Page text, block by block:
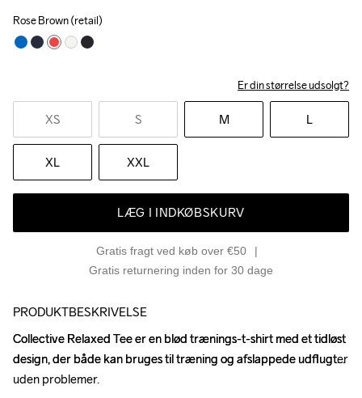
Rose Brown (retail)
Er din størrelse udsolgt?
XS S M L
XL XXL
LÆG I INDKØBSKURV
Gratis fragt ved køb over €50
Gratis returnering inden for 30 dage
PRODUKTBESKRIVELSE
Collective Relaxed Tee er en blød trænings-t-shirt med et tidløst
design, der både kan bruges til træning og afslappede udflugter
uden problemer.
Collective Relaxed Tee er en blød trænings-t-shirt med et tidløst
design, der både kan bruges til træning og afslappede udflugter
uden problemer.